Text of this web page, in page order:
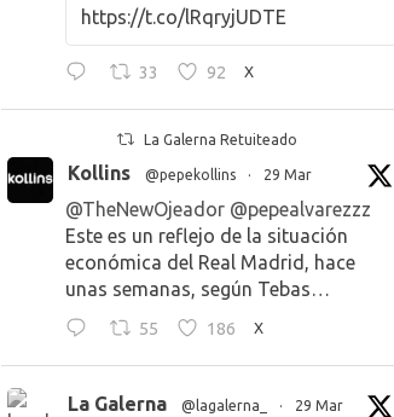
https://t.co/lRqryjUDTE
33 92 X
La Galerna Retuiteado
Kollins @pepekollins · 29 Mar
@TheNewOjeador @pepealvarezzz
Este es un reflejo de la situación
económica del Real Madrid, hace
unas semanas, según Tebas…
55 186 X
La Galerna @lagalerna_ · 29 Mar